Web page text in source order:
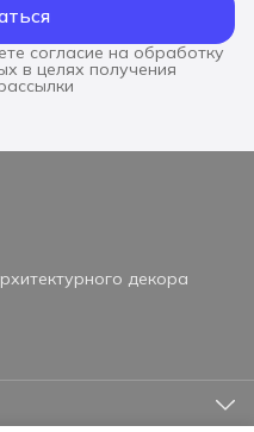
согласие на обработку
в целях получения
декора